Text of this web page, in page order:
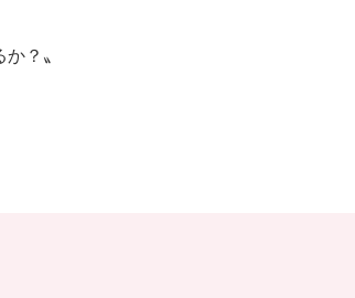
？〟